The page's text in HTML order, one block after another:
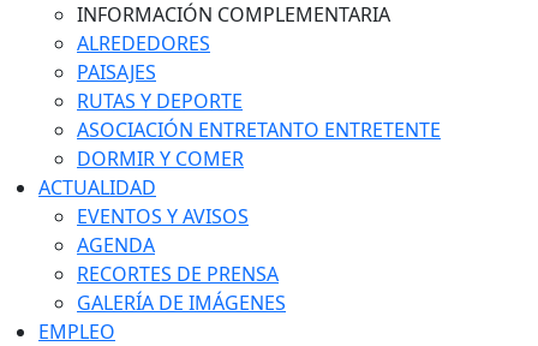
INFORMACIÓN COMPLEMENTARIA
ALREDEDORES
PAISAJES
RUTAS Y DEPORTE
ASOCIACIÓN ENTRETANTO ENTRETENTE
DORMIR Y COMER
ACTUALIDAD
EVENTOS Y AVISOS
AGENDA
RECORTES DE PRENSA
GALERÍA DE IMÁGENES
EMPLEO